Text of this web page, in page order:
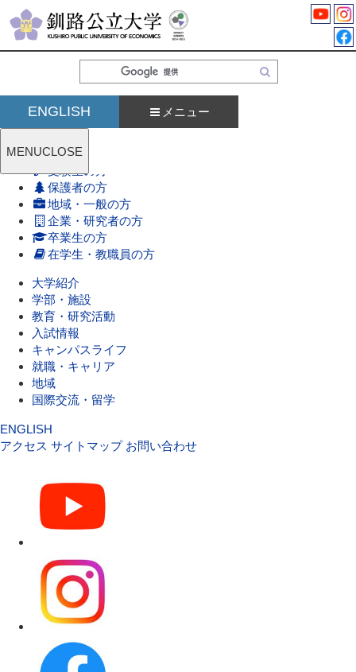
索
ENGLISH メニュー
MENUCLOSE
受験生の方
保護者の方
地域・一般の方
企業・研究者の方
卒業生の方
在学生・教職員の方
大学紹介
学部・施設
教育・研究活動
入試情報
キャンパスライフ
就職・キャリア
地域
国際交流・留学
ENGLISH
アクセス サイトマップ お問い合わせ